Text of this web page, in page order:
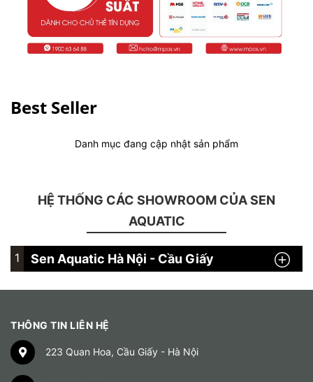
Best Seller
Danh mục đang cập nhật sản phẩm
HỆ THỐNG CÁC SHOWROOM CỦA SEN
AQUATIC
1 Sen Aquatic Hà Nội - Cầu Giấy
THÔNG TIN LIÊN HỆ
223 Quan Hoa, Cầu Giấy - Hà Nội